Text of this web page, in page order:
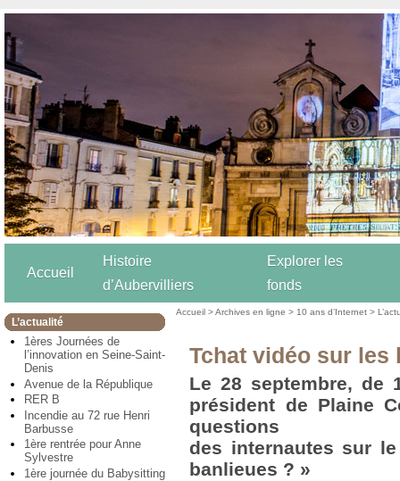
Accueil
Histoire
d’Aubervilliers
Explorer les
fonds
L’actualité
1ères Journées de
l’innovation en Seine-Saint-
Denis
Avenue de la République
RER B
Incendie au 72 rue Henri
Barbusse
1ère rentrée pour Anne
Sylvestre
1ère journée du Babysitting
Accueil >Archives en ligne > 10 ans d’Internet >
Tchat vidéo sur les
Le 28 septembre, de
président de Plaine
questions
des internautes sur
banlieues ? »